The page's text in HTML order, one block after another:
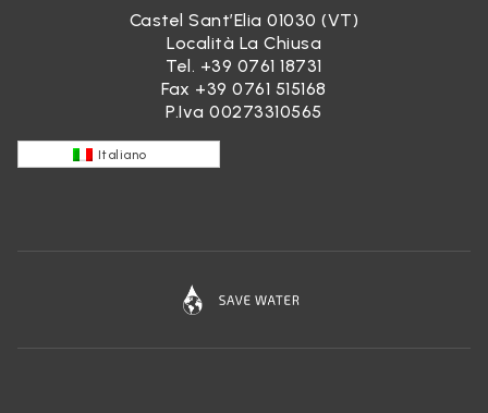
Castel Sant’Elia 01030 (VT)
Località La Chiusa
Tel. +39 0761 18731
Fax +39 0761 515168
P.Iva 00273310565
Italiano